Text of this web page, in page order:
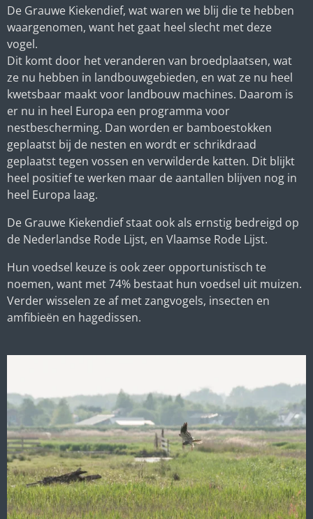
De Grauwe Kiekendief, wat waren we blij die te hebben
waargenomen, want het gaat heel slecht met deze
vogel.
Dit komt door het veranderen van broedplaatsen, wat
ze nu hebben in landbouwgebieden, en wat ze nu heel
kwetsbaar maakt voor landbouw machines. Daarom is
er nu in heel Europa een programma voor
nestbescherming. Dan worden er bamboestokken
geplaatst bij de nesten en wordt er schrikdraad
geplaatst tegen vossen en verwilderde katten. Dit blijkt
heel positief te werken maar de aantallen blijven nog in
heel Europa laag.
De Grauwe Kiekendief staat ook als ernstig bedreigd op
de Nederlandse Rode Lijst, en Vlaamse Rode Lijst.
Hun voedsel keuze is ook zeer opportunistisch te
noemen, want met 74% bestaat hun voedsel uit muizen.
Verder wisselen ze af met zangvogels, insecten en
amfibieën en hagedissen.